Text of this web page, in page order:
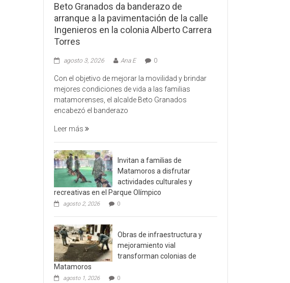
Beto Granados da banderazo de
arranque a la pavimentación de la calle
Ingenieros en la colonia Alberto Carrera
Torres
agosto 3, 2026 Ana E 0
Con el objetivo de mejorar la movilidad y brindar
mejores condiciones de vida a las familias
matamorenses, el alcalde Beto Granados
encabezó el banderazo
Leer más
Invitan a familias de
Matamoros a disfrutar
actividades culturales y
recreativas en el Parque Olímpico
agosto 2, 2026 0
Obras de infraestructura y
mejoramiento vial
transforman colonias de
Matamoros
agosto 1, 2026 0